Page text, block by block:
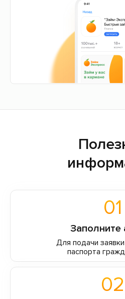
01
Заполните
Для подачи
паспорта
02